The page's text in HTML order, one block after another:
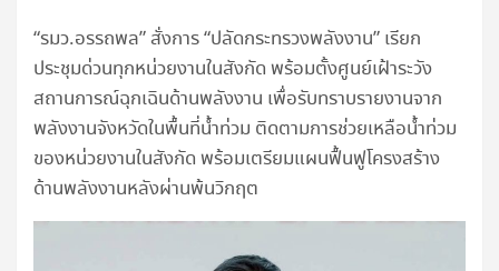
“รมว.อรรถพล” สั่งการ “ปลัดกระทรวงพลังงาน” เรียก
ประชุมด่วนทุกหน่วยงานในสังกัด พร้อมตั้งศูนย์เฝ้าระวัง
สถานการณ์ฉุกเฉินด้านพลังงาน เพื่อรับทราบรายงานจาก
พลังงานจังหวัดในพื้นที่น้ำท่วม ติดตามการช่วยเหลือน้ำท่วม
ของหน่วยงานในสังกัด พร้อมเตรียมแผนฟื้นฟูโครงสร้าง
ด้านพลังงานหลังผ่านพ้นวิกฤต